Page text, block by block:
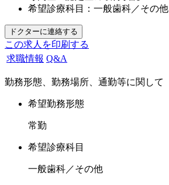
希望診療科目： 一般歯科／その他
この求人を印刷する
求職情報 Q&A
勤務形態、勤務場所、通勤等に関して
希望勤務形態
常勤
希望診療科目
一般歯科／その他